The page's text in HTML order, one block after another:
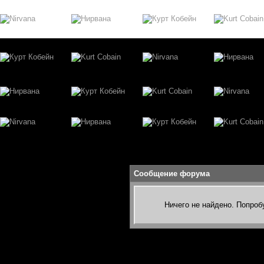
Сообщение форума
Ничего не найдено.